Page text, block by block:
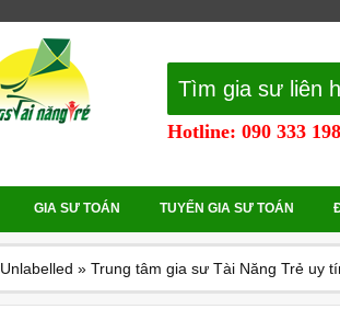
Tìm gia sư liên
Hotline: 090 333
GIA SƯ TOÁN TUYỂN GIA SƯ TOÁN
Unlabelled » Trung tâm gia sư Tài Năng Trẻ uy